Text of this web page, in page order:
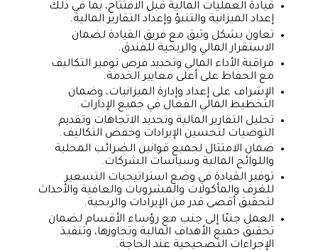
قيادة العمليات المالية قبل الافتتاح، بما في ذلك
إعداد الميزانية والتنبؤ وإعداد التقارير المالية.
تعاون بشكل وثيق مع فريق القيادة لضمان
الاستقرار المالي والربحية للفندق.
مراقبة الأداء المالي وتحديد فرص توفير التكاليف
مع الحفاظ على أعلى معايير الخدمة.
الإشراف على إعداد وإدارة الميزانيات، وضمان
التخطيط المالي الفعال في جميع الإدارات.
تحليل التقارير المالية وتحديد الاتجاهات وتقديم
التوصيات لتحسين الإيرادات وخفض التكاليف.
ضمان الامتثال لجميع قوانين الضرائب المحلية
واللوائح المالية وسياسات الشركات.
توفير القيادة في وضع استراتيجيات التسعير
للغرف والمأكولات والمشروبات والعافية والأحداث
لتحقيق أقصى قدر من الإيرادات والربحية.
العمل جنبًا إلى جنب مع رؤساء الأقسام لضمان
تحقيق جميع الأهداف المالية وتجاوزها، وتنفيذ
الإجراءات التصحيحية عند الحاجة.